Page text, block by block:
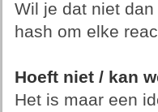
Wil je dat niet
hash om elke
Hoeft niet / kan
Het is maar een